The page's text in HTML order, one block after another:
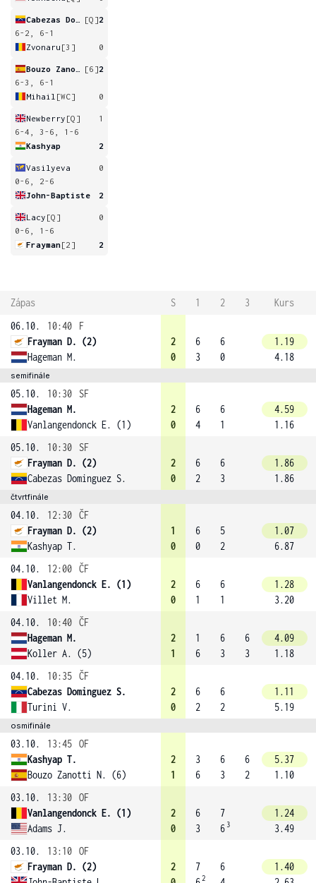
[Q]2
6-2, 6-1
Zvonaru [3] 0
[6]2
6-3, 6-1
Mihail [WC] 0
Newberry [Q]
1
6-4, 3-6, 1-6
Kashyap
2
Vasilyeva
0
0-6, 2-6
John-Baptiste
2
Lacy [Q]
0
0-6, 1-6
Frayman[2] 2
Zápas S 1 2 3
Kurs
06.10.
10:40
F
Frayman D. (2)
Hageman M.
2
0
6
3
6
0
1.19
4.18
semifinále
05.10. 10:30
SF
Hageman M.
Vanlangendonck E. (1)
2
0
6
4
6
1
4.59
1.16
05.10.
10:30
SF
Frayman D. (2)
Cabezas Dominguez S.
2
0
6
2
6
3
1.86
1.86
čtvrtfinále
04.10. 12:30 ČF
Frayman D. (2)
Kashyap T.
1
0
6
0
5
2
1.07
6.87
04.10.
12:00 ČF
Vanlangendonck E. (1)
Villet M.
2
0
6
1
6
1
1.28
3.20
04.10.
10:40 ČF
Hageman M.
Koller A. (5)
2
1
1
6
6
3
6
3
4.09
1.18
04.10.
10:35 ČF
Cabezas Dominguez S.
Turini V.
2
0
6
2
6
2
1.11
5.19
osmifinále
03.10. 13:45 OF
Kashyap T.
Bouzo Zanotti N. (6)
2
1
3
6
6
3
6
2
5.37
1.10
03.10.
13:30 OF
Vanlangendonck E. (1)
Adams J.
2
0
6
3
7
6 3
1.24
3.49
03.10.
13:10 OF
Frayman D. (2)
2
7
2
6
1.40